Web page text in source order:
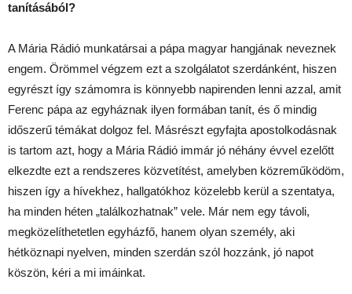
tanításából?
A Mária Rádió munkatársai a pápa magyar hangjának neveznek
engem. Örömmel végzem ezt a szolgálatot szerdánként, hiszen
egyrészt így számomra is könnyebb napirenden lenni azzal, amit
Ferenc pápa az egyháznak ilyen formában tanít, és ő mindig
időszerű témákat dolgoz fel. Másrészt egyfajta apostolkodásnak
is tartom azt, hogy a Mária Rádió immár jó néhány évvel ezelőtt
elkezdte ezt a rendszeres közvetítést, amelyben közreműködöm,
hiszen így a hívekhez, hallgatókhoz közelebb kerül a szentatya,
ha minden héten „találkozhatnak” vele. Már nem egy távoli,
megközelíthetetlen egyházfő, hanem olyan személy, aki
hétköznapi nyelven, minden szerdán szól hozzánk, jó napot
köszön, kéri a mi imáinkat.